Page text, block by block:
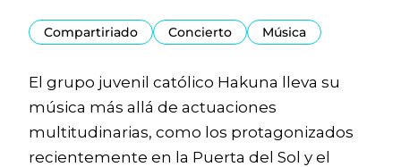
Compartiriado Concierto Música
El grupo juvenil católico Hakuna lleva su
música más allá de actuaciones
multitudinarias, como los protagonizados
recientemente en la Puerta del Sol y el